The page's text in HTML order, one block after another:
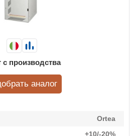
Ortea
+10/-20%
с производства
аналог